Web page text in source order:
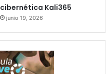
cibernética Kali365
junio 19, 2026